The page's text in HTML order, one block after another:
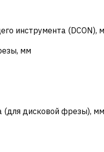
инструмента (DCON),
мм
(для дисковой фрезы), мм